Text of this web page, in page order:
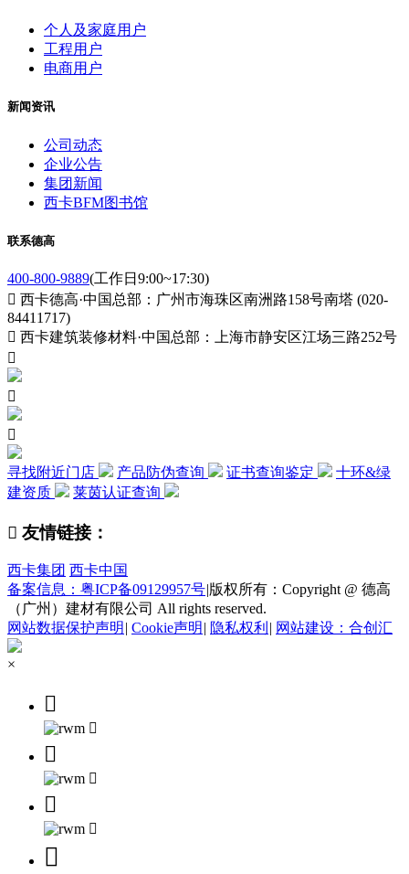
个人及家庭用户
工程用户
电商用户
新闻资讯
公司动态
企业公告
集团新闻
西卡BFM图书馆
联系德高
400-800-9889(工作日9:00~17:30)
 西卡德高·中国总部：广州市海珠区南洲路158号南塔 (020-
84411717)
 西卡建筑装修材料·中国总部：上海市静安区江场三路252号



寻找附近门店 产品防伪查询 证书查询鉴定
十环&绿
建资质
莱茵认证查询
 友情链接：
西卡集团 西卡中国
备案信息：粤ICP备09129957号|版权所有：Copyright @ 德高
（广州）建材有限公司 All rights reserved.
网站数据保护声明 | Cookie声明 | 隐私权利 | 网站建设：合创汇
×






